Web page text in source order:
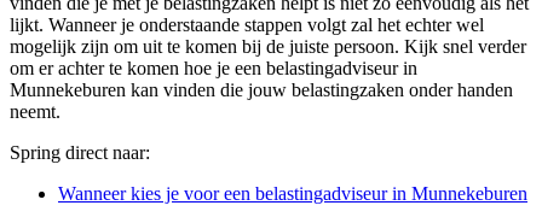
lijkt. Wanneer je onderstaande stappen volgt zal het echter wel
mogelijk zijn om uit te komen bij de juiste persoon. Kijk snel verder
om er achter te komen hoe je een belastingadviseur in
Munnekeburen kan vinden die jouw belastingzaken onder handen
neemt.
Spring direct naar:
Wanneer kies je voor een belastingadviseur in Munnekeburen